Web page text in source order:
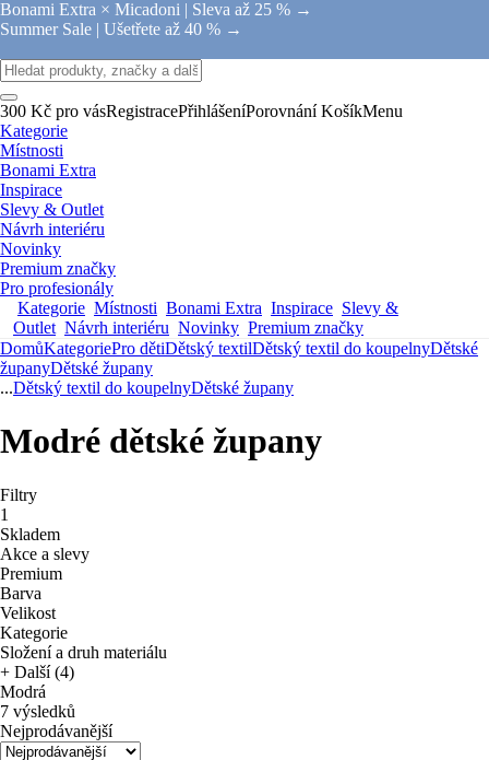
Bonami Extra × Micadoni | Sleva až 25 % →
Summer Sale | Ušetřete až 40 % →
300 Kč pro vásRegistracePřihlášeníPorovnání KošíkMenu
Kategorie
Místnosti
Bonami Extra
Inspirace
Slevy & Outlet
Návrh interiéru
Novinky
Premium značky
Pro profesionály
Kategorie Místnosti Bonami Extra Inspirace Slevy &
Outlet Návrh interiéru Novinky Premium značky
DomůKategoriePro dětiDětský textilDětský textil do koupelnyDětské
županyDětské župany
...Dětský textil do koupelnyDětské župany
Modré dětské župany
Filtry
1
Skladem
Akce a slevy
Premium
Barva
Velikost
Kategorie
Složení a druh materiálu
+ Další (4)
Modrá
7 výsledků
Nejprodávanější